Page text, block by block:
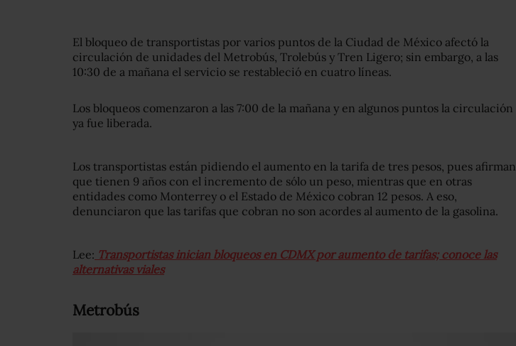
El bloqueo de transportistas por varios puntos de la Ciudad de México afectó la
circulación de unidades del Metrobús, Trolebús y Tren Ligero; sin embargo, a las
10:30 de a mañana el servicio se restableció en cuatro líneas.
Los bloqueos comenzaron a las 7:00 de la mañana y en algunos puntos la circulación
ya fue liberada.
Los transportistas están pidiendo el aumento en la tarifa de tres pesos, pues afirman
que tienen 9 años con el incremento de sólo un peso, mientras que en otras
entidades como Monterrey o el Estado de México cobran 12 pesos. A eso,
denunciaron que las tarifas que cobran no son acordes al aumento de la gasolina.
Lee: Transportistas inician bloqueos en CDMX por aumento de tarifas; conoce las
alternativas viales
Metrobús